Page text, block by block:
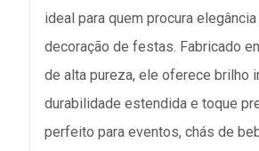
ideal para quem procura
decoração de festas. Fabricado
de alta pureza, ele oferece brilho
durabilidade estendida e toque
perfeito para eventos, chás de